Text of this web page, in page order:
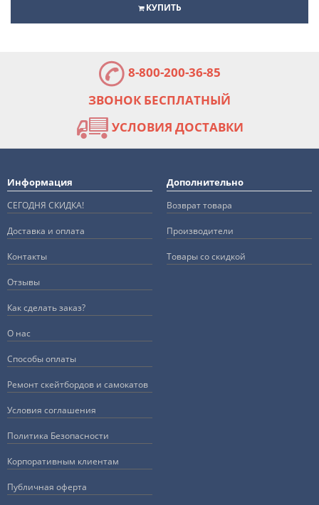
КУПИТЬ
8-800-200-36-85
ЗВОНОК БЕСПЛАТНЫЙ
УСЛОВИЯ ДОСТАВКИ
Информация
СЕГОДНЯ СКИДКА!
Доставка и оплата
Контакты
Отзывы
Как сделать заказ?
О нас
Способы оплаты
Ремонт скейтбордов и самокатов
Условия соглашения
Политика Безопасности
Корпоративным клиентам
Публичная оферта
Дополнительно
Возврат товара
Производители
Товары со скидкой